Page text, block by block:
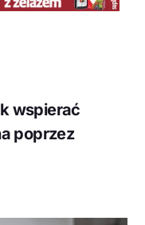
wspierać
poprzez